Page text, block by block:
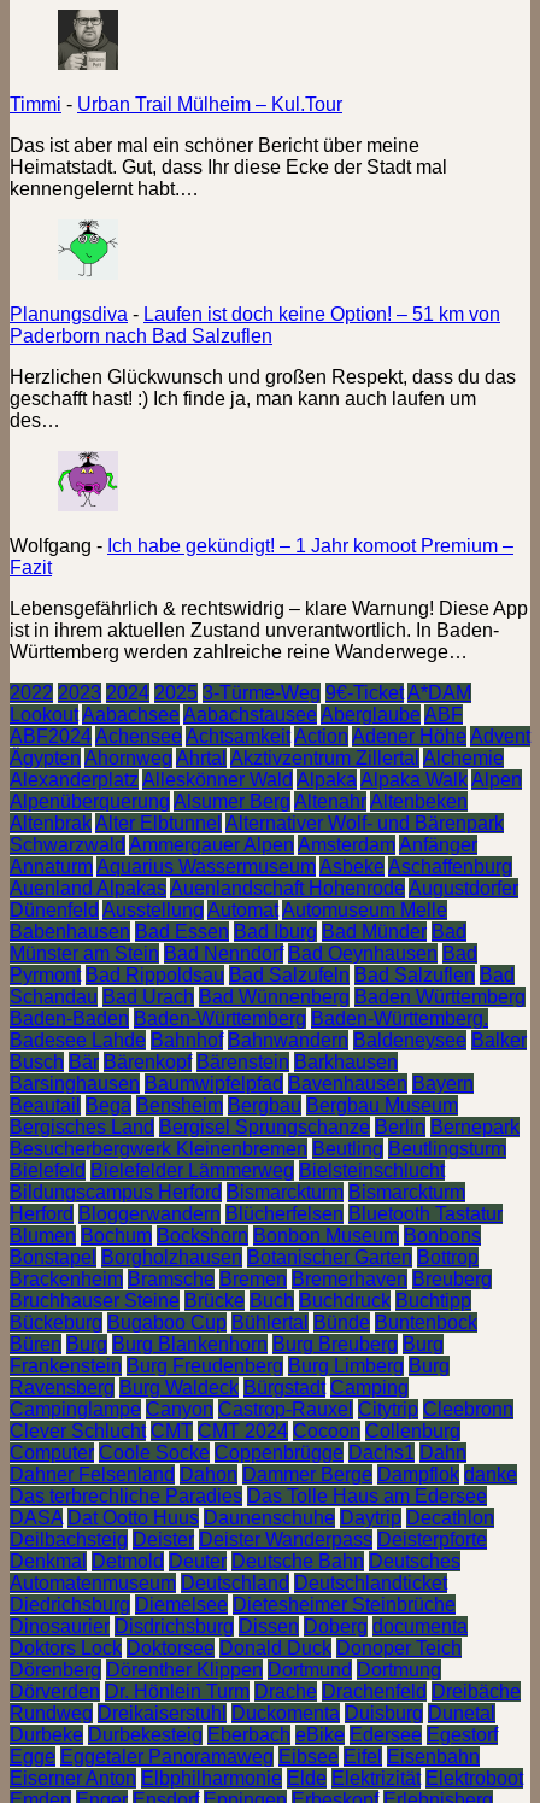
Timmi - Urban Trail Mülheim – Kul.Tour
Das ist aber mal ein schöner Bericht über meine
Heimatstadt. Gut, dass Ihr diese Ecke der Stadt mal
kennengelernt habt.…
Planungsdiva - Laufen ist doch keine Option! – 51 km von
Paderborn nach Bad Salzuflen
Herzlichen Glückwunsch und großen Respekt, dass du das
geschafft hast! :) Ich finde ja, man kann auch laufen um
des…
Wolfgang - Ich habe gekündigt! – 1 Jahr komoot Premium –
Fazit
Lebensgefährlich & rechtswidrig – klare Warnung! Diese App
ist in ihrem aktuellen Zustand unverantwortlich. In Baden-
Württemberg werden zahlreiche reine Wanderwege…
2022 2023 2024 2025 3-Türme-Weg 9€-TicketA*DAM
LookoutAabachseeAabachstauseeAberglaubeABF
ABF2024AchenseeAchtsamkeitAction Adener HöheAdvent
Ägypten Ahornweg Ahrtal Akztivzentrum Zillertal Alchemie
Alexanderplatz Alleskönner Wald Alpaka Alpaka WalkAlpen
Alpenüberquerung Alsumer Berg AltenahrAltenbeken
AltenbrakAlter Elbtunnel Alternativer Wolf- und Bärenpark
Schwarzwald Ammergauer Alpen AmsterdamAnfänger
AnnaturmAquarius WassermuseumAsbekeAschaffenburg
Auenland AlpakasAuenlandschaft HohenrodeAugustdorfer
Dünenfeld Ausstellung AutomatAutomuseum Melle
Babenhausen Bad Essen Bad Iburg Bad Münder Bad
Münster am Stein Bad Nenndorf Bad Oeynhausen Bad
Pyrmont Bad Rippoldsau Bad Salzufeln Bad Salzuflen Bad
Schandau Bad Urach Bad Wünnenberg Baden Württemberg
Baden-Baden Baden-Württemberg Baden-Württemberg.
Badesee Lahde Bahnhof Bahnwandern Baldeneysee Balker
Busch Bär Bärenkopf Bärenstein Barkhausen
Barsinghausen Baumwipfelpfad Bavenhausen Bayern
Beautail
Bega Bensheim Bergbau Bergbau Museum
Bergisches Land Bergisel Sprungschanze Berlin Bernepark
Besucherbergwerk Kleinenbremen Beutling Beutlingsturm
Bielefeld Bielefelder Lämmerweg Bielsteinschlucht
Bildungscampus Herford Bismarckturm Bismarckturm
Herford Bloggerwandern Blücherfelsen Bluetooth Tastatur
Blumen Bochum Bockshorn Bonbon Museum Bonbons
Bonstapel Borgholzhausen Botanischer Garten Bottrop
Brackenheim Bramsche Bremen Bremerhaven Breuberg
Bruchhauser Steine Brücke Buch Buchdruck Buchtipp
Bückeburg Bugaboo Cup Bühlertal Bünde Buntenbock
Büren Burg Burg Blankenhorn Burg Breuberg Burg
Frankenstein Burg Freudenberg Burg Limberg Burg
Ravensberg Burg Waldeck Bürgstadt Camping
Campinglampe Canyon Castrop-Rauxel Citytrip Cleebronn
Clever Schlucht CMT CMT 2024 Cocoon Collenburg
Computer Coole Socke Coppenbrügge Dachs1 Dahn
Dahner Felsenland Dahon Dammer Berge Dampflok danke
Das terbrechliche Paradies Das Tolle Haus am Edersee
DASA Dat Ootto Huus Daunenschuhe Daytrip Decathlon
Deilbachsteig Deister Deister Wanderpass Deisterpforte
Denkmal
Detmold Deuter Deutsche Bahn Deutsches
Automatenmuseum Deutschland Deutschlandticket
Diedrichsburg Diemelsee Dietesheimer Steinbrüche
Dinosaurier Disdrichsburg Dissen Doberg documenta
Doktors Lock Doktorsee Donald Duck Donoper Teich
Dörenberg Dörenther Klippen Dortmund Dortmung
Dörverden Dr. Hönlein Turm Drache Drachenfeld Dreibäche
Rundweg Dreikaiserstuhl Duckomenta Duisburg Dunetal
Durbeke Durbekesteig Eberbach eBike Edersee Egestorf
Egge Eggetaler Panoramaweg Eibsee Eifel Eisenbahn
Eiserner Anton Elbphilharmonie Elde Elektrizität Elektroboot